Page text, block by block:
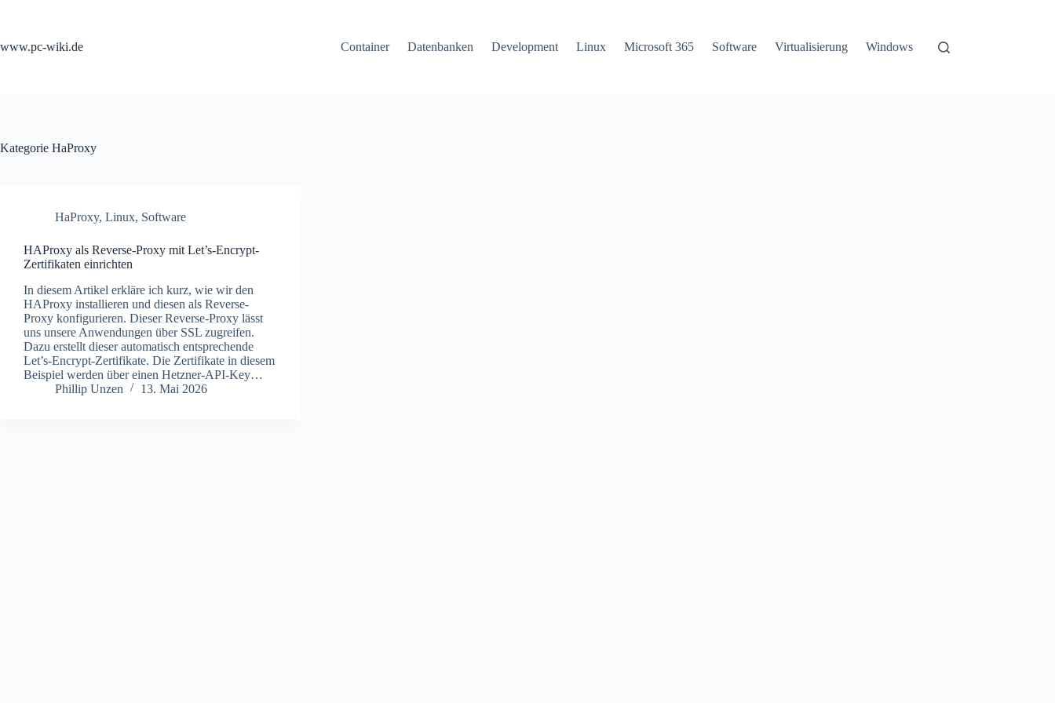
www.pc-wiki.de
Container Datenbanken Development Linux Microsoft 365 Software Virtualisierung Windows
Kategorie HaProxy
HaProxy, Linux, Software
HAProxy als Reverse-Proxy mit Let’s-Encrypt-
Zertifikaten einrichten
In diesem Artikel erkläre ich kurz, wie wir den
HAProxy installieren und diesen als Reverse-
Proxy konfigurieren. Dieser Reverse-Proxy lässt
uns unsere Anwendungen über SSL zugreifen.
Dazu erstellt dieser automatisch entsprechende
Let’s-Encrypt-Zertifikate. Die Zertifikate in diesem
Beispiel werden über einen Hetzner-API-Key…
Phillip Unzen
13. Mai 2026